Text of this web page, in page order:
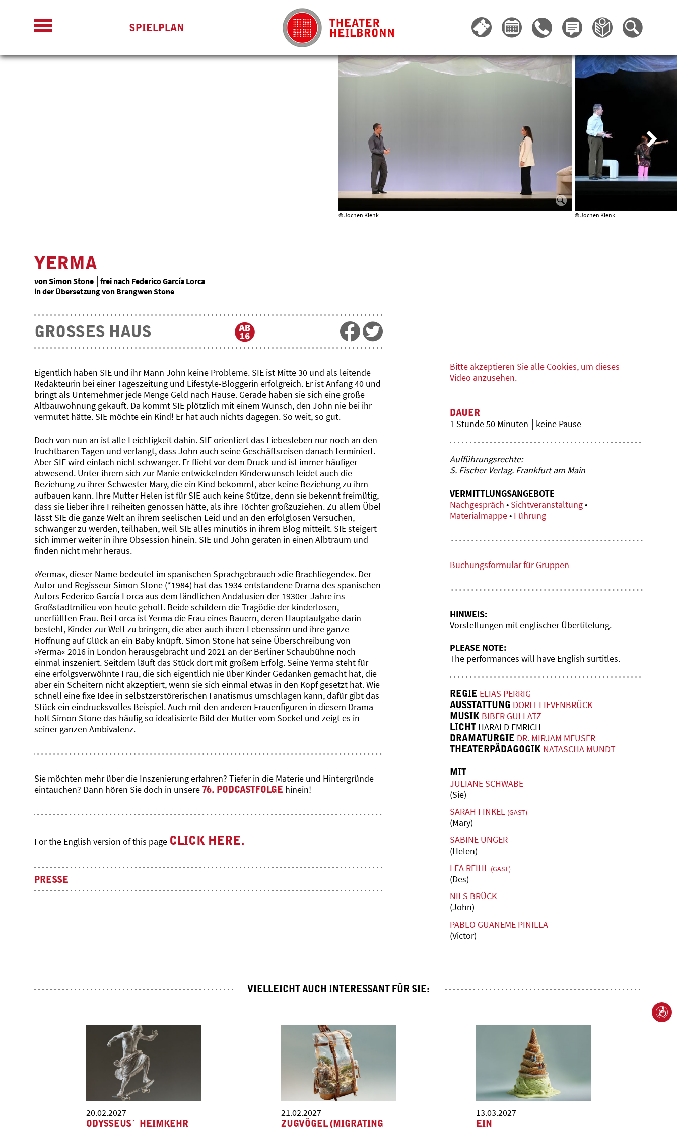
SPIELPLAN
© Jochen Klenk © Jochen Klenk
YERMA
von Simon Stone │frei nach Federico García Lorca
in der Übersetzung von Brangwen Stone
GROSSES HAUS
Eigentlich haben SIE und ihr Mann John keine Probleme. SIE ist Mitte 30 und als leitende
Redakteurin bei einer Tageszeitung und Lifestyle-Bloggerin erfolgreich. Er ist Anfang 40 und
bringt als Unternehmer jede Menge Geld nach Hause. Gerade haben sie sich eine große
Altbauwohnung gekauft. Da kommt SIE plötzlich mit einem Wunsch, den John nie bei ihr
vermutet hätte. SIE möchte ein Kind! Er hat auch nichts dagegen. So weit, so gut.
Doch von nun an ist alle Leichtigkeit dahin. SIE orientiert das Liebesleben nur noch an den
fruchtbaren Tagen und verlangt, dass John auch seine Geschäftsreisen danach terminiert.
Aber SIE wird einfach nicht schwanger. Er flieht vor dem Druck und ist immer häufiger
abwesend. Unter ihrem sich zur Manie entwickelnden Kinderwunsch leidet auch die
Beziehung zu ihrer Schwester Mary, die ein Kind bekommt, aber keine Beziehung zu ihm
aufbauen kann. Ihre Mutter Helen ist für SIE auch keine Stütze, denn sie bekennt freimütig,
dass sie lieber ihre Freiheiten genossen hätte, als ihre Töchter großzuziehen. Zu allem Übel
lässt SIE die ganze Welt an ihrem seelischen Leid und an den erfolglosen Versuchen,
schwanger zu werden, teilhaben, weil SIE alles minutiös in ihrem Blog mitteilt. SIE steigert
sich immer weiter in ihre Obsession hinein. SIE und John geraten in einen Albtraum und
finden nicht mehr heraus.
»Yerma«, dieser Name bedeutet im spanischen Sprachgebrauch »die Brachliegende«. Der
Autor und Regisseur Simon Stone (*1984) hat das 1934 entstandene Drama des spanischen
Autors Federico García Lorca aus dem ländlichen Andalusien der 1930er-Jahre ins
Großstadtmilieu von heute geholt. Beide schildern die Tragödie der kinderlosen,
unerfüllten Frau. Bei Lorca ist Yerma die Frau eines Bauern, deren Hauptaufgabe darin
besteht, Kinder zur Welt zu bringen, die aber auch ihren Lebenssinn und ihre ganze
Hoffnung auf Glück an ein Baby knüpft. Simon Stone hat seine Überschreibung von
»Yerma« 2016 in London herausgebracht und 2021 an der Berliner Schaubühne noch
einmal inszeniert. Seitdem läuft das Stück dort mit großem Erfolg. Seine Yerma steht für
eine erfolgsverwöhnte Frau, die sich eigentlich nie über Kinder Gedanken gemacht hat, die
aber ein Scheitern nicht akzeptiert, wenn sie sich einmal etwas in den Kopf gesetzt hat. Wie
schnell eine fixe Idee in selbstzerstörerischen Fanatismus umschlagen kann, dafür gibt das
Stück ein eindrucksvolles Beispiel. Auch mit den anderen Frauenfiguren in diesem Drama
holt Simon Stone das häufig so idealisierte Bild der Mutter vom Sockel und zeigt es in
seiner ganzen Ambivalenz.
Sie möchten mehr über die Inszenierung erfahren? Tiefer in die Materie und Hintergründe
eintauchen? Dann hören Sie doch in unsere 76. PODCASTFOLGE hinein!
For the English version of this page CLICK HERE.
PRESSE
Bitte akzeptieren Sie alle Cookies, um dieses
Video anzusehen.
DAUER
1 Stunde 50 Minuten │keine Pause
Aufführungsrechte:
S. Fischer Verlag. Frankfurt am Main
VERMITTLUNGSANGEBOTE
Nachgespräch • Sichtveranstaltung•
Materialmappe• Führung
Buchungsformular für Gruppen
HINWEIS:
Vorstellungen mit englischer Übertitelung.
PLEASE NOTE:
The performances will have English surtitles.
REGIE ELIAS PERRIG
AUSSTATTUNG DORIT LIEVENBRÜCK
MUSIK BIBER GULLATZ
LICHT HARALD EMRICH
DRAMATURGIE DR. MIRJAM MEUSER
THEATERPÄDAGOGIK NATASCHA MUNDT
MIT
JULIANE SCHWABE
(Sie)
SARAH FINKEL (GAST)
(Mary)
SABINE UNGER
(Helen)
LEA REIHL (GAST)
(Des)
NILS BRÜCK
(John)
PABLO GUANEME PINILLA
(Victor)
VIELLEICHT AUCH INTERESSANT FÜR SIE:
20.02.2027
ODYSSEUS` HEIMKEHR
21.02.2027
ZUGVÖGEL (MIGRATING
13.03.2027
EIN